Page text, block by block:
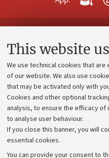
This website
We use technical cookies that
of our website. We also use
that may be activated only with
Cookies and other optional
analysis, to ensure the efficacy
to analyse user behaviour.
If you close this banner, you will
essential cookies.
You can provide your consent to
Contacts and
Work
Alumni
Calls and